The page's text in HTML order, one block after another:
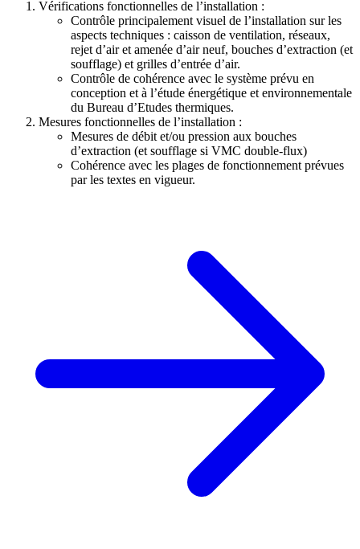
Vérifications fonctionnelles de l’installation :
Contrôle principalement visuel de l’installation sur les
aspects techniques : caisson de ventilation, réseaux,
rejet d’air et amenée d’air neuf, bouches d’extraction (et
soufflage) et grilles d’entrée d’air.
Contrôle de cohérence avec le système prévu en
conception et à l’étude énergétique et environnementale
du Bureau d’Etudes thermiques.
Mesures fonctionnelles de l’installation :
Mesures de débit et/ou pression aux bouches
d’extraction (et soufflage si VMC double-flux)
Cohérence avec les plages de fonctionnement prévues
par les textes en vigueur.